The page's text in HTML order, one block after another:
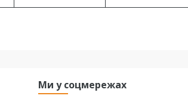
Ми у соцмережах